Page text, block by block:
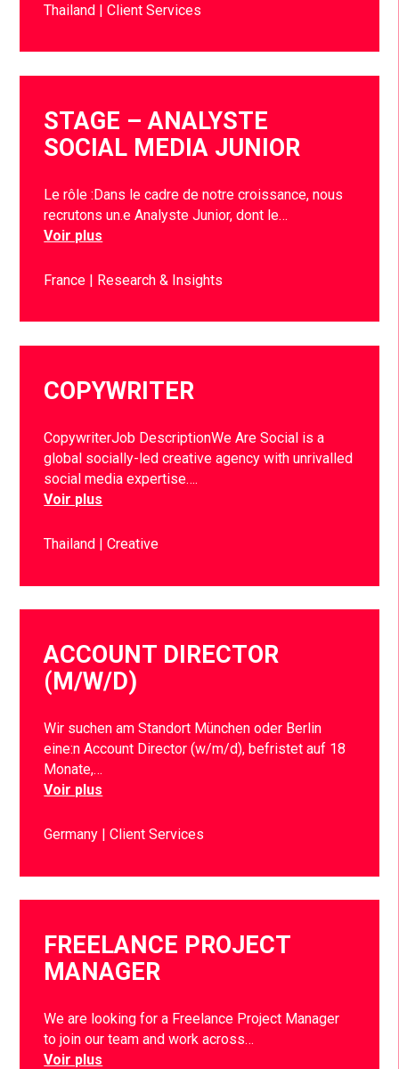
Thailand Client Services
STAGE – ANALYSTE
SOCIAL MEDIA JUNIOR
Le rôle :Dans le cadre de notre croissance, nous
recrutons un.e Analyste Junior, dont le…
Voir plus
France Research & Insights
COPYWRITER
CopywriterJob DescriptionWe Are Social is a
global socially-led creative agency with unrivalled
social media expertise….
Voir plus
Thailand Creative
ACCOUNT DIRECTOR
(M/W/D)
Wir suchen am Standort München oder Berlin
eine:n Account Director (w/m/d), befristet auf 18
Monate,…
Voir plus
Germany Client Services
FREELANCE PROJECT
MANAGER
We are looking for a Freelance Project Manager
to join our team and work across…
Voir plus